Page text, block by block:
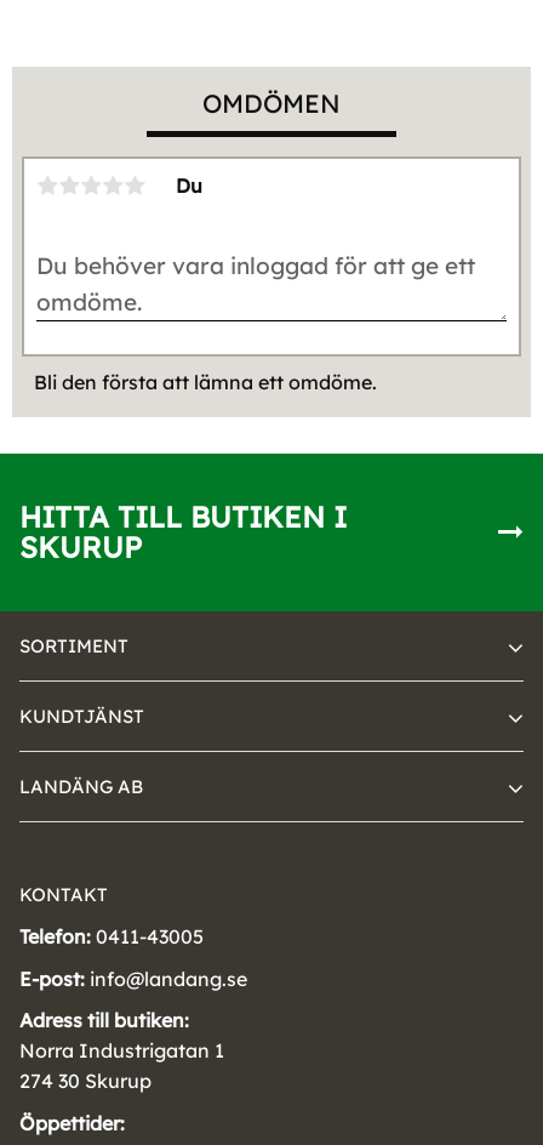
OMDÖMEN
Du
Bli den första att lämna ett omdöme.
HITTA TILL BUTIKEN I
SKURUP
SORTIMENT
KUNDTJÄNST
LANDÄNG AB
KONTAKT
Telefon: 0411-43005
E-post: info@landang.se
Adress till butiken:
Norra Industrigatan 1
274 30 Skurup
Öppettider: